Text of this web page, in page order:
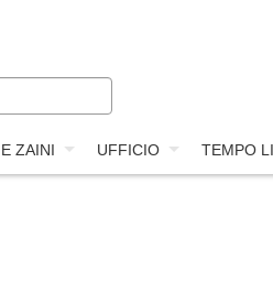
ZAINI UFFICIO TEMPO